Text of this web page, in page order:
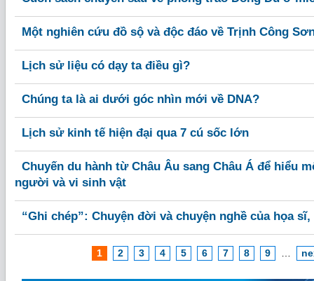
Một nghiên cứu đồ sộ và độc đáo về Trịnh Công
Lịch sử liệu có dạy ta điều gì?
Chúng ta là ai dưới góc nhìn mới về DNA?
Lịch sử kinh tế hiện đại qua 7 cú sốc lớn
Chuyến du hành từ Châu Âu sang Châu Á để hiểu
người và vi sinh vật
“Ghi chép”: Chuyện đời và chuyện nghề của họa
1 2 3 4 5 6 7 8 9